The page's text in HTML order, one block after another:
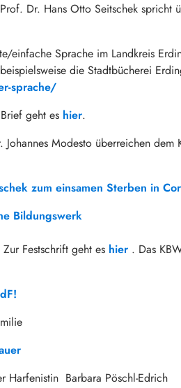
Dr. Hans Otto Seitschek spricht
einfache Sprache im Landkreis
die Stadtbücherei
sprache/
geht es hier.
Modesto überreichen dem
zum einsamen Sterben in
Bildungswerk
Festschrift geht es hier . Das
Harfenistin Barbara Pöschl-Edrich